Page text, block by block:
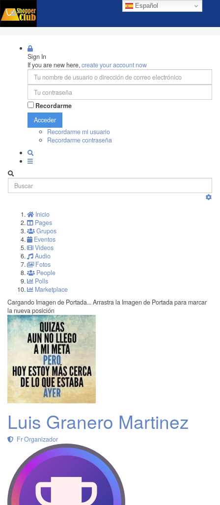
Español
Sign In
If you are new here,create your account now
Recordarme
Acceder
Recordarme mi usuario
Recordarme contraseña
Inicio
Pages
Grupos
Eventos
Videos
Audio
Fotos
People
Polls
Marketplace
Cargando Imagen de Portada... Arrastra la Imagen de Portada para marcar
la nueva posición
Luis Granero Martinez
Fr Organizador